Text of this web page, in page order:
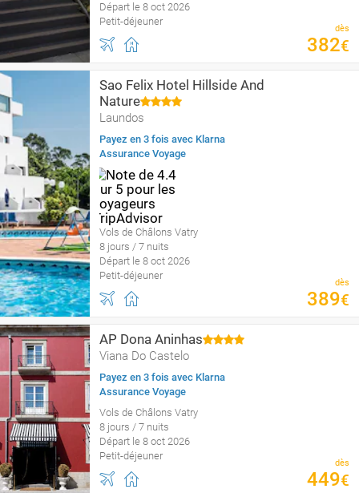
Départ le 8 oct 2026
Petit-déjeuner
dès
382€
Sao Felix Hotel Hillside And
Nature
Laundos
Payez en 3 fois avec Klarna
Assurance Voyage
Vols de Châlons Vatry
8 jours / 7 nuits
Départ le 8 oct 2026
Petit-déjeuner
dès
389€
AP Dona Aninhas
Viana Do Castelo
Payez en 3 fois avec Klarna
Assurance Voyage
Vols de Châlons Vatry
8 jours / 7 nuits
Départ le 8 oct 2026
Petit-déjeuner
dès
449€